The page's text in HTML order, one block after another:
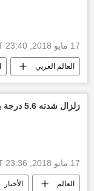
17 مايو 2018, 23:40 GMT
العالم العربي
إيكاو اعتراض
أخبار الإمارات العربية
زلزال شدته 5.6 درجة يقع في جزر كوريل
17 مايو 2018, 23:36 GMT
العالم الأخبار